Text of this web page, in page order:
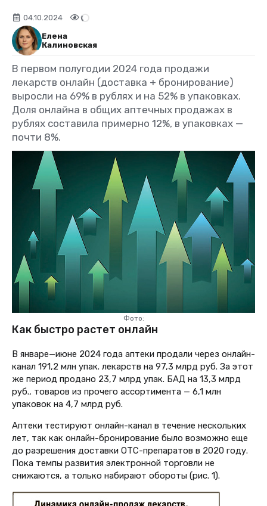
04.10.2024
Елена
Калиновская
В первом полугодии 2024 года продажи
лекарств онлайн (доставка + бронирование)
выросли на 69% в рублях и на 52% в упаковках.
Доля онлайна в общих аптечных продажах в
рублях составила примерно 12%, в упаковках —
почти 8%.
Фото:
Как быстро растет онлайн
В январе—июне 2024 года аптеки продали через онлайн-
канал 191,2 млн упак. лекарств на 97,3 млрд руб. За этот
же период продано 23,7 млрд упак. БАД на 13,3 млрд
руб., товаров из прочего ассортимента — 6,1 млн
упаковок на 4,7 млрд руб.
Аптеки тестируют онлайн-канал в течение нескольких
лет, так как онлайн-бронирование было возможно еще
до разрешения доставки ОТС-препаратов в 2020 году.
Пока темпы развития электронной торговли не
снижаются, а только набирают обороты (рис. 1).